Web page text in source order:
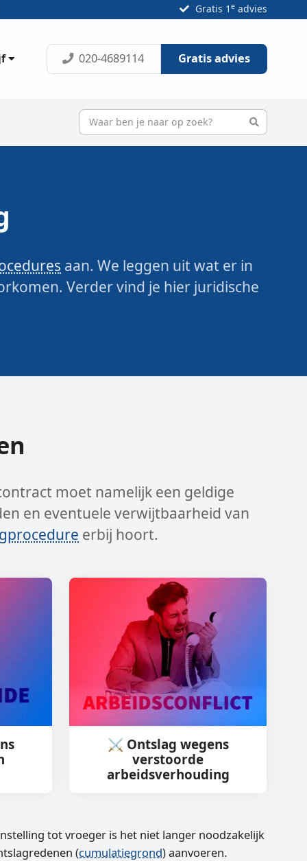
Gratis 1 eadvies
020-4689114 Gratis advies
aan. We leggen uit wat er in
Verder vind je hier juridische
moet namelijk een geldige
en eventuele verwijtbaarheid van
erbij hoort.
⚔️ Ontslag wegens
verstoorde
arbeidsverhouding
tot vroeger is het niet langer noodzakelijk
(cumulatiegrond) aanvoeren.